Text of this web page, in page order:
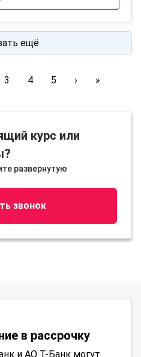
ещё
3 4 5 › »
курс или
развернутую
звонок
в рассрочку
и АО Т-Банк могут